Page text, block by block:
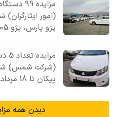
مزایده
(امور ایثارگران)
پژو پارس، پژو 405 ، وانت مزدا و
(شرکت شمس)
پیکان تا 18 مرداد 1405
دیدن همه